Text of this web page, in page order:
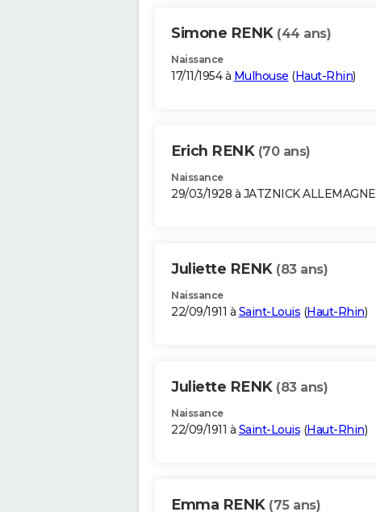
Simone RENK (44 ans)
Naissance
17/11/1954 à Mulhouse (Haut-Rhin)
Erich RENK (70 ans)
Naissance
29/03/1928 à JATZNICK ALLEMAGNE
Juliette RENK (83 ans)
Naissance
22/09/1911 à Saint-Louis (Haut-Rhin)
Juliette RENK (83 ans)
Naissance
22/09/1911 à Saint-Louis (Haut-Rhin)
Emma RENK (75 ans)